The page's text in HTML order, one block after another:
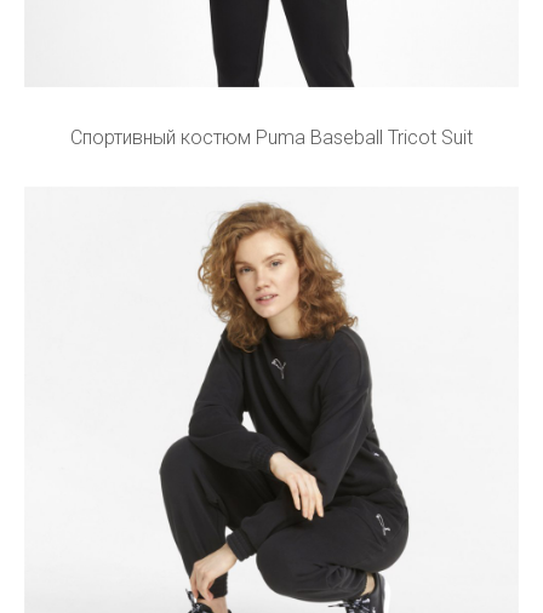
Спортивный костюм Puma Baseball Tricot Suit